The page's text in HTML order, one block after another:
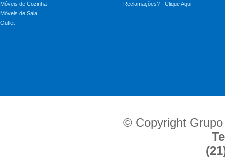
Móveis de Cozinha
Móveis de Sala
Outlet
Reclamações? - Clique Aqui
© Copyright